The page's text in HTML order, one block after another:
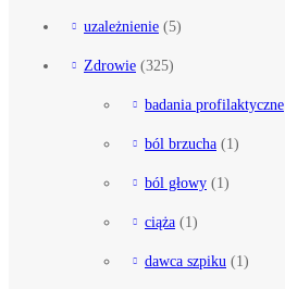
uzależnienie (5)
Zdrowie (325)
badania profilaktyczne
ból brzucha (1)
ból głowy (1)
ciąża (1)
dawca szpiku (1)